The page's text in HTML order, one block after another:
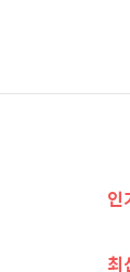
추
정
인
최